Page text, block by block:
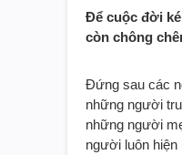
Để cuộc đời
còn chông
Đứng sau các
những người
những người
người luôn